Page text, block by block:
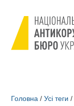
Головна / Усі теги /